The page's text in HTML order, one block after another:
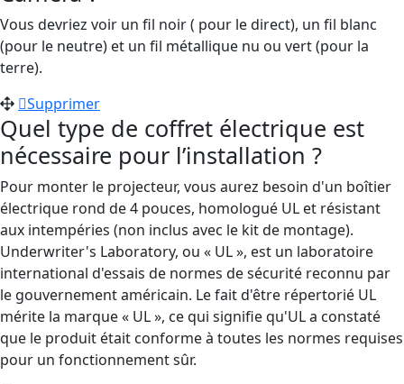
Vous devriez voir un fil noir ( pour le direct), un fil blanc
(pour le neutre) et un fil métallique nu ou vert(pour la
terre).
Supprimer
Quel type de coffret électrique est
nécessaire pour l’installation ?
Pour monter le projecteur, vous aurez besoin d'un boîtier
électrique rond de 4 pouces, homologué UL et résistant
aux intempéries (non inclus avec le kit de montage).
Underwriter's Laboratory, ou « UL », est un laboratoire
international d'essais de normes de sécurité reconnu par
le gouvernement américain. Le fait d'être répertorié UL
mérite la marque « UL », ce qui signifie qu'UL a constaté
que le produit était conforme à toutes les normes requises
pour un fonctionnement sûr.